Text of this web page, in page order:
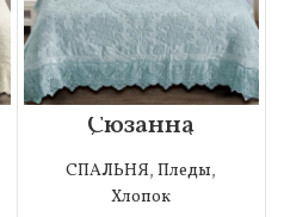
Сюзанна
(ментол)
150х200
Покрывало
Махровое
СПАЛЬНЯ,Пледы,
Хлопок